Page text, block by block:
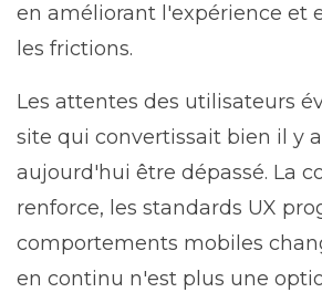
en améliorant l'expérience et
les frictions.
Les attentes des utilisateurs
site qui convertissait bien il y
aujourd'hui être dépassé. La
renforce, les standards UX
comportements mobiles
en continu n'est plus une